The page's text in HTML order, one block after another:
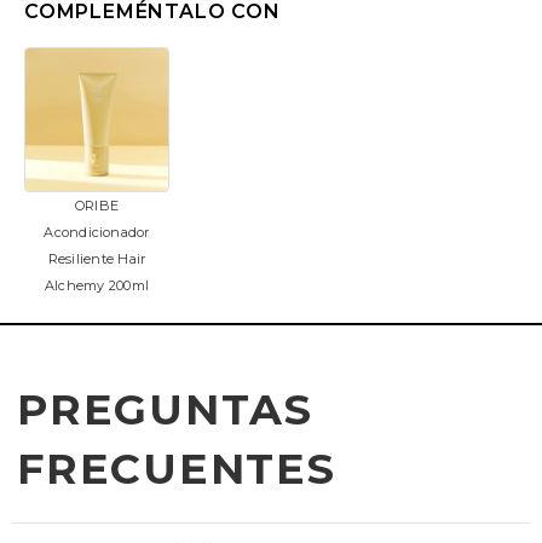
COMPLEMÉNTALO CON
ORIBE
Acondicionador
Resiliente Hair
Alchemy 200ml
PREGUNTAS
FRECUENTES